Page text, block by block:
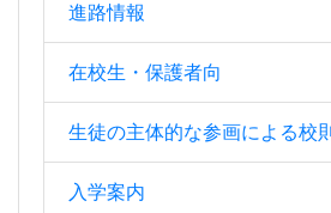
進路情報
在校生・保護者向
生徒の主体的な参画による校
入学案内